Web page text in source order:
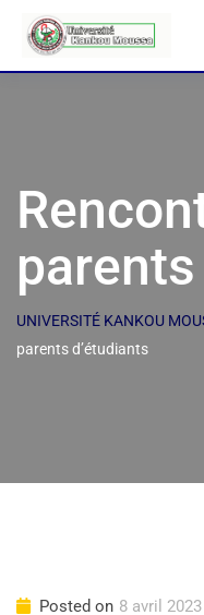
UNIVERSITÉ KANKOU
parents d’étudiants
Posted on 8 avril 2023